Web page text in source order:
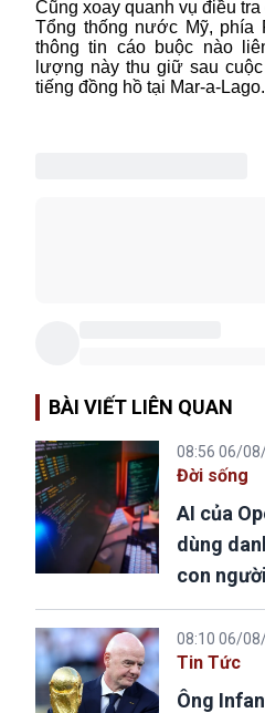
Cũng xoay quanh vụ điều
Tổng thống nước Mỹ,
thông tin cáo buộc nào
lượng này thu giữ sau
tiếng đồng hồ tại Mar-a-Lago.
BÀI VIẾT LIÊN QUAN
08:56 06/
Đời sống
AI của
dùng
con
08:10 06/
Tin Tức
Ông